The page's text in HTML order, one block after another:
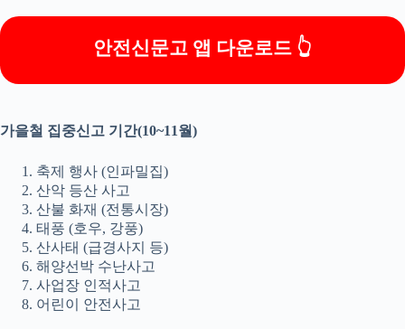
안전신문고 앱 다운로드 👆
가을철 집중신고 기간(10~11월)
축제 행사 (인파밀집)
산악 등산 사고
산불 화재 (전통시장)
태풍 (호우, 강풍)
산사태 (급경사지 등)
해양선박 수난사고
사업장 인적사고
어린이 안전사고